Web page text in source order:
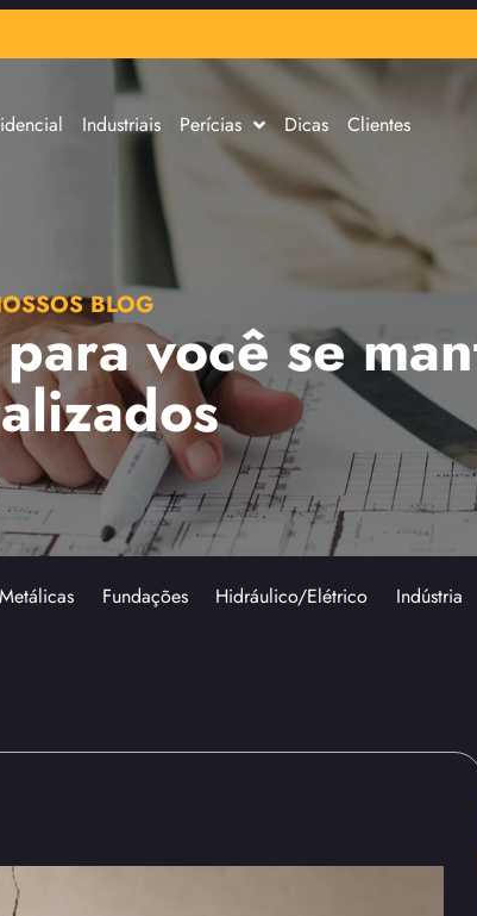
Industriais Perícias Dicas Clientes
BLOG
você se
Fundações Hidráulico/Elétrico Indústria